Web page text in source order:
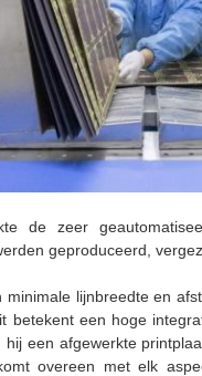
de zeer
geproduceerd,
lijnbreedte en
betekent een hoge
een afgewerkte
overeen met elk